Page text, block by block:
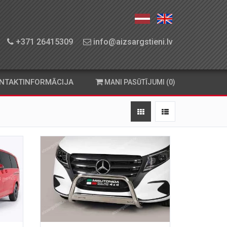
+371 26415309 info@aizsargstieni.lv
MANI PASŪTĪJUMI (0)